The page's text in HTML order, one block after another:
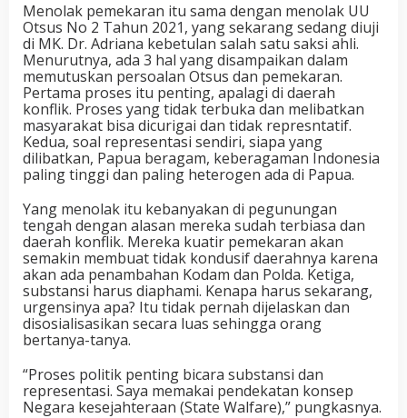
Menolak pemekaran itu sama dengan menolak UU
Otsus No 2 Tahun 2021, yang sekarang sedang diuji
di MK. Dr. Adriana kebetulan salah satu saksi ahli.
Menurutnya, ada 3 hal yang disampaikan dalam
memutuskan persoalan Otsus dan pemekaran.
Pertama proses itu penting, apalagi di daerah
konflik. Proses yang tidak terbuka dan melibatkan
masyarakat bisa dicurigai dan tidak represntatif.
Kedua, soal representasi sendiri, siapa yang
dilibatkan, Papua beragam, keberagaman Indonesia
paling tinggi dan paling heterogen ada di Papua.
Yang menolak itu kebanyakan di pegunungan
tengah dengan alasan mereka sudah terbiasa dan
daerah konflik. Mereka kuatir pemekaran akan
semakin membuat tidak kondusif daerahnya karena
akan ada penambahan Kodam dan Polda. Ketiga,
substansi harus diaphami. Kenapa harus sekarang,
urgensinya apa? Itu tidak pernah dijelaskan dan
disosialisasikan secara luas sehingga orang
bertanya-tanya.
“Proses politik penting bicara substansi dan
representasi. Saya memakai pendekatan konsep
Negara kesejahteraan (State Walfare),” pungkasnya.